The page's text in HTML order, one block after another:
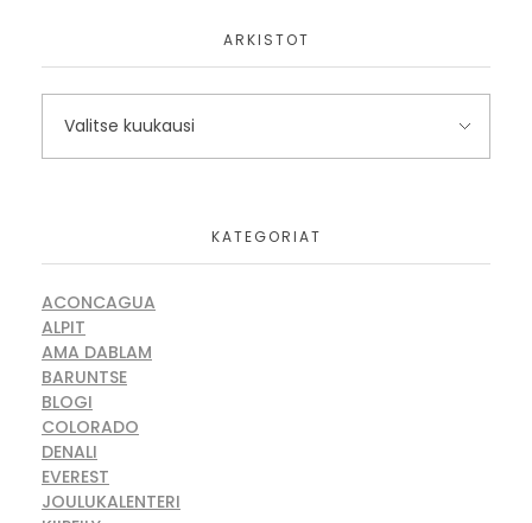
ARKISTOT
KATEGORIAT
ACONCAGUA
ALPIT
AMA DABLAM
BARUNTSE
BLOGI
COLORADO
DENALI
EVEREST
JOULUKALENTERI